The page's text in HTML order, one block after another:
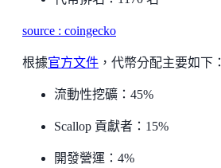
source : coingecko
根據官方文件 ，代幣分配主要如下：
流動性挖礦：45%
Scallop 貢獻者：15%
開發營運：4%